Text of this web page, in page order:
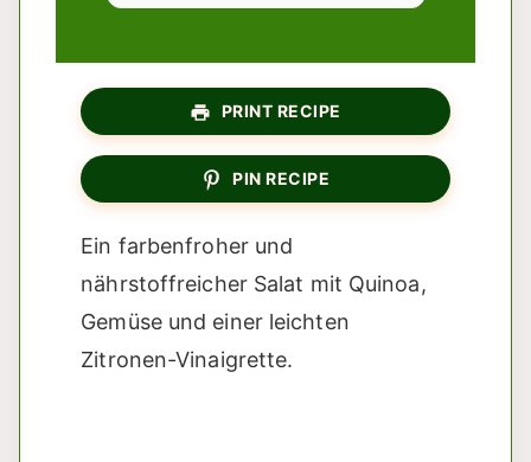
PRINT RECIPE
PIN RECIPE
Ein farbenfroher und
nährstoffreicher Salat mit Quinoa,
Gemüse und einer leichten
Zitronen-Vinaigrette.